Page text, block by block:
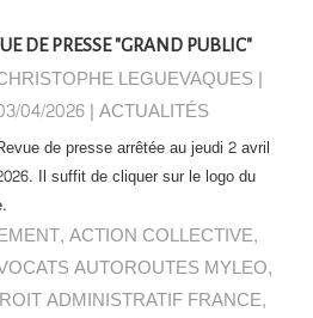
DE PRESSE "GRAND PUBLIC"
LEGUEVAQUES |
04/2026|ACTUALITÉS
de presse arrêtée au jeudi 2 avril
Il suffit de cliquer sur le logo du
,ACTION COLLECTIVE,
AUTOROUTES MYLEO,
ADMINISTRATIF FRANCE,